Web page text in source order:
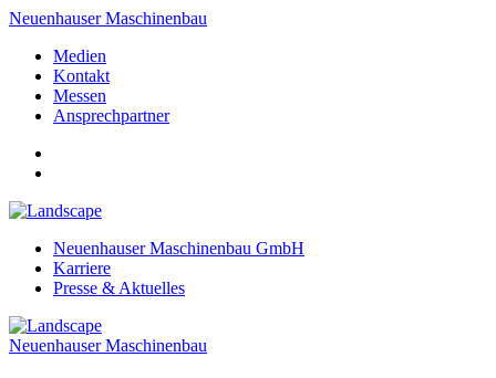
Neuenhauser Maschinenbau
Medien
Kontakt
Messen
Ansprechpartner
Neuenhauser Maschinenbau GmbH
Karriere
Presse & Aktuelles
Neuenhauser Maschinenbau